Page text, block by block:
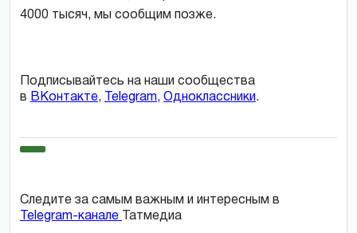
4000 тысяч, мы сообщим позже.
Подписывайтесь на наши сообщества
в ВКонтакте, Telegram, Одноклассники.
Следите за самым важным и интересным в
Telegram-канале
Татмедиа